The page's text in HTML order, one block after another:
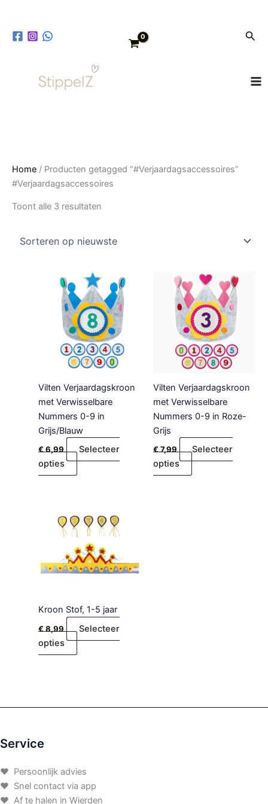
Home / Producten getagged “#Verjaardagsaccessoires”
#Verjaardagsaccessoires
Toont alle 3 resultaten
Vilten Verjaardagskroon
met Verwisselbare
Nummers 0-9 in
Grijs/Blauw
€6,99
Selecteer
opties
Vilten Verjaardagskroon
met Verwisselbare
Nummers 0-9 in Roze-
Grijs
€7,99
Selecteer
opties
Kroon Stof, 1-5 jaar
€8,99
Selecteer
opties
Service
♥ Persoonlijk advies
♥ Snel contact via app
♥ Af te halen in Wierden